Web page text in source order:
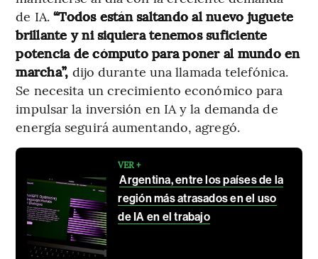
de IA.“Todos están saltando al nuevo juguete
brillante y ni siquiera tenemos suficiente
potencia de cómputo para poner al mundo en
marcha”, dijo durante una llamada telefónica.
Se necesita un crecimiento económico para
impulsar la inversión en IA y la demanda de
energía seguirá aumentando, agregó.
VER +
Argentina, entre los países de la
región más atrasados en el uso
de IA en el trabajo